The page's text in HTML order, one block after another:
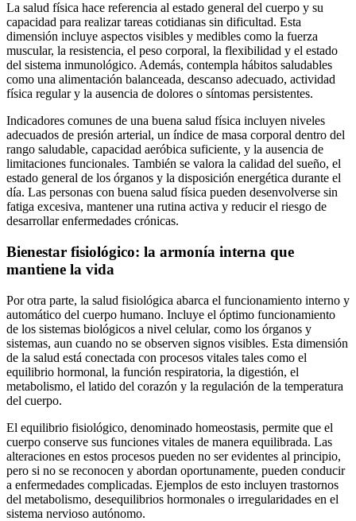
La salud física hace referencia al estado general del cuerpo y su
capacidad para realizar tareas cotidianas sin dificultad. Esta
dimensión incluye aspectos visibles y medibles como la fuerza
muscular, la resistencia, el peso corporal, la flexibilidad y el estado
del sistema inmunológico. Además, contempla hábitos saludables
como una alimentación balanceada, descanso adecuado, actividad
física regular y la ausencia de dolores o síntomas persistentes.
Indicadores comunes de una buena salud física incluyen niveles
adecuados de presión arterial, un índice de masa corporal dentro del
rango saludable, capacidad aeróbica suficiente, y la ausencia de
limitaciones funcionales. También se valora la calidad del sueño, el
estado general de los órganos y la disposición energética durante el
día. Las personas con buena salud física pueden desenvolverse sin
fatiga excesiva, mantener una rutina activa y reducir el riesgo de
desarrollar enfermedades crónicas.
Bienestar fisiológico: la armonía interna que
mantiene la vida
Por otra parte, la salud fisiológica abarca el funcionamiento interno y
automático del cuerpo humano. Incluye el óptimo funcionamiento
de los sistemas biológicos a nivel celular, como los órganos y
sistemas, aun cuando no se observen signos visibles. Esta dimensión
de la salud está conectada con procesos vitales tales como el
equilibrio hormonal, la función respiratoria, la digestión, el
metabolismo, el latido del corazón y la regulación de la temperatura
del cuerpo.
El equilibrio fisiológico, denominado homeostasis, permite que el
cuerpo conserve sus funciones vitales de manera equilibrada. Las
alteraciones en estos procesos pueden no ser evidentes al principio,
pero si no se reconocen y abordan oportunamente, pueden conducir
a enfermedades complicadas. Ejemplos de esto incluyen trastornos
del metabolismo, desequilibrios hormonales o irregularidades en el
sistema nervioso autónomo.